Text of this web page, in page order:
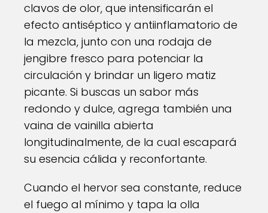
clavos de olor, que intensificarán el
efecto antiséptico y antiinflamatorio de
la mezcla, junto con una rodaja de
jengibre fresco para potenciar la
circulación y brindar un ligero matiz
picante. Si buscas un sabor más
redondo y dulce, agrega también una
vaina de vainilla abierta
longitudinalmente, de la cual escapará
su esencia cálida y reconfortante.
Cuando el hervor sea constante, reduce
el fuego al mínimo y tapa la olla